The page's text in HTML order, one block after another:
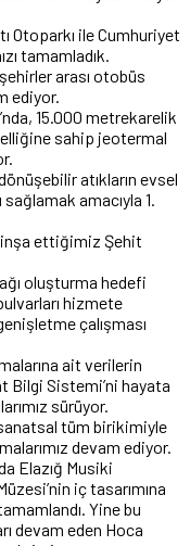
Otoparkı ile Cumhuriyet
tamamladık.
arası otobüs
ediyor.
15.000 metrekarelik
sahip jeotermal
atıkların evsel
sağlamak amacıyla 1.
inşa ettiğimiz Şehit
oluşturma hedefi
hizmete
çalışması
ait verilerin
Bilgi Sistemi’ni hayata
sürüyor.
tüm birikimiyle
devam ediyor.
Elazığ Musiki
iç tasarımına
Yine bu
devam eden Hoca